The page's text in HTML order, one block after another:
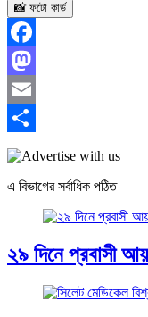
📸 ফটো কার্ড
Facebook
Mastodon
Email
Share
এ বিভাগের সর্বাধিক পঠিত
২৯ দিনে প্রবাসী